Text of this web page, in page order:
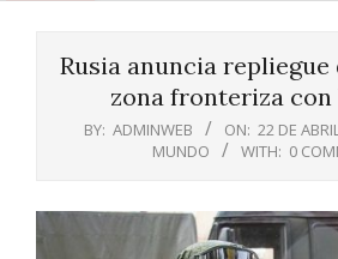
Rusia anuncia
zona fronteriza
BY: ADMINWEB ON: 22 DE
MUNDO
WITH: 0